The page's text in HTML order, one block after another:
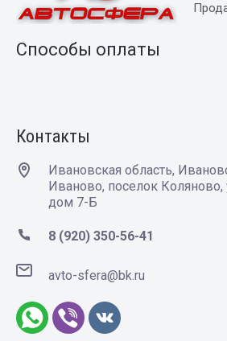
Способы оплаты
Контакты
Ивановская область,
Иваново, поселок Коляново,
дом 7-Б
8 (920) 350-56-41
avto-sfera@bk.ru